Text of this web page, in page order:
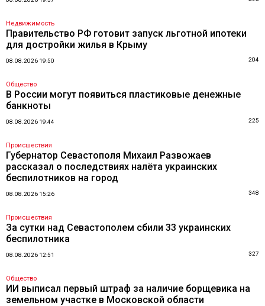
Недвижимость
Правительство РФ готовит запуск льготной ипотеки
для достройки жилья в Крыму
08.08.2026 19:50 204
Общество
В России могут появиться пластиковые денежные
банкноты
08.08.2026 19:44 225
Происшествия
Губернатор Севастополя Михаил Развожаев
рассказал о последствиях налёта украинских
беспилотников на город
08.08.2026 15:26 348
Происшествия
За сутки над Севастополем сбили 33 украинских
беспилотника
08.08.2026 12:51 327
Общество
ИИ выписал первый штраф за наличие борщевика на
земельном участке в Московской области